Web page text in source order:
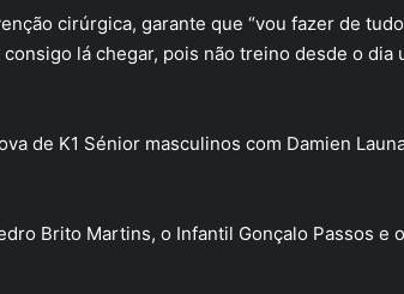
cirúrgica, garante que “vou fazer de
lá chegar, pois não treino desde o dia
de K1 Sénior masculinos com Damien
Brito Martins, o Infantil Gonçalo Passos e o